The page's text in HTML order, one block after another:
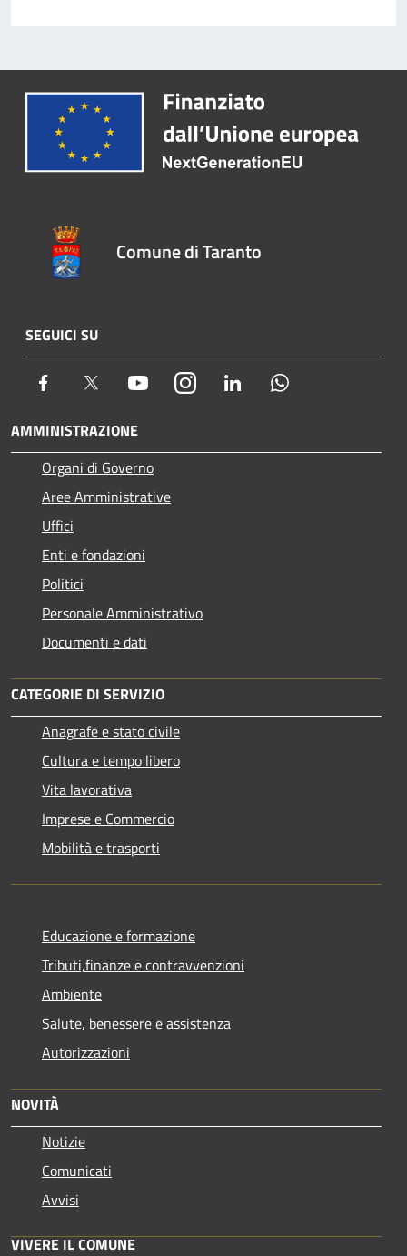
Comune di Taranto
SEGUICI SU
Facebook Twitter YoutubeInstagram LinkedIn
AMMINISTRAZIONE
Organi di Governo
Aree Amministrative
Uffici
Enti e fondazioni
Politici
Personale Amministrativo
Documenti e dati
CATEGORIE DI SERVIZIO
Anagrafe e stato civile
Cultura e tempo libero
Vita lavorativa
Imprese e Commercio
Mobilità e trasporti
Educazione e formazione
Tributi,finanze e contravvenzioni
Ambiente
Salute, benessere e assistenza
Autorizzazioni
NOVITÀ
Notizie
Comunicati
Avvisi
VIVERE IL COMUNE